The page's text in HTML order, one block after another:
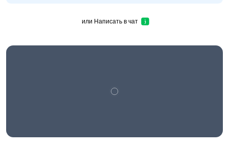
или Написать в чат